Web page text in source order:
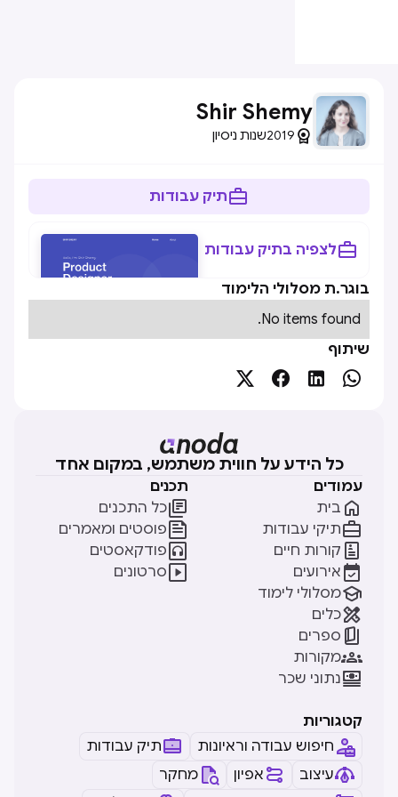
Shir Shemy

2019שנות ניסיון
תיק עבודות
לצפיה בתיק עבודות
בוגר.ת מסלולי הלימוד
No items found.
שיתוף




כל הידע על חווית משתמש, במקום אחד
עמודים
בית 
תיקי עבודות
קורות חיים 
אירועים 
מסלולי לימוד
כלים
ספרים 
מקורות
נתוני שכר
תכנים
כל התכנים
פוסטים ומאמרים
פודקאסטים
סרטונים
קטגוריות
חיפוש עבודה וראיונות
תיק עבודות
עיצוב
אפיון
מחקר